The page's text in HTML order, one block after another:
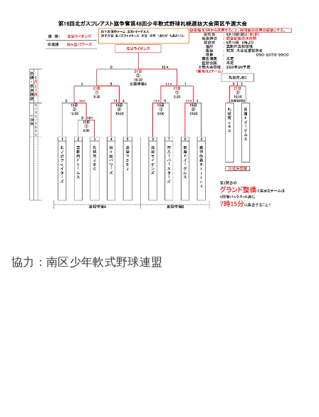
協力：南区少年軟式野球連盟